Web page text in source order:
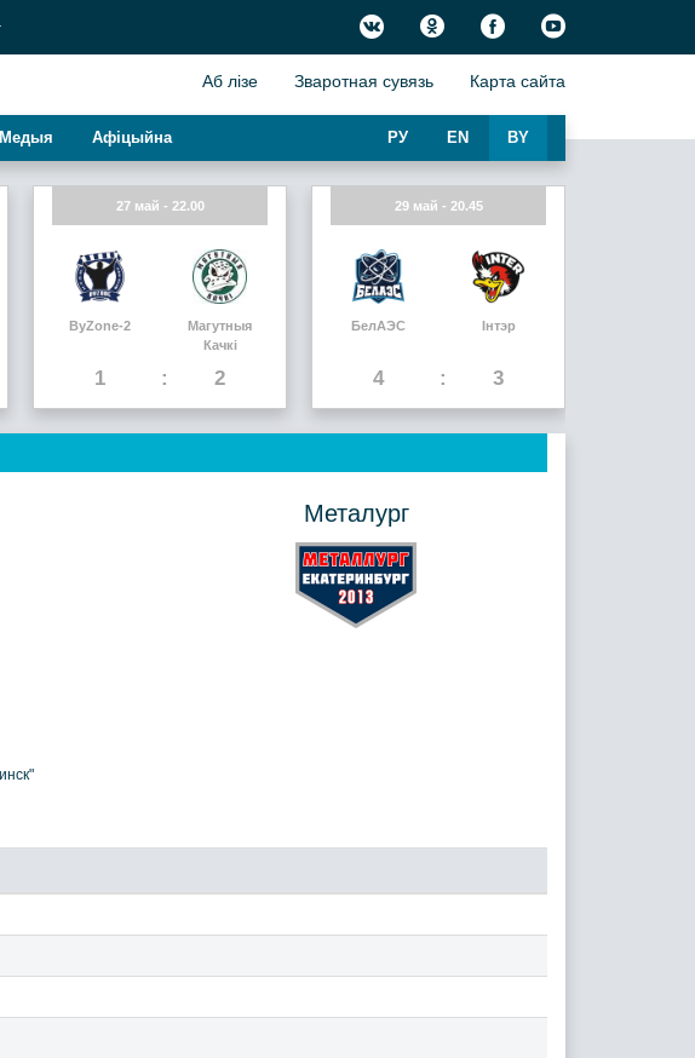
Аб лiзе Зваротная сувязь Карта сайта
Медыя Афiцыйна BY
EN
РУ
27 май - 22.00
ByZone-2
1
Магутныя
Качкi
2
29 май - 20.45
БелАЭС
4
Інтэр
3
Металург